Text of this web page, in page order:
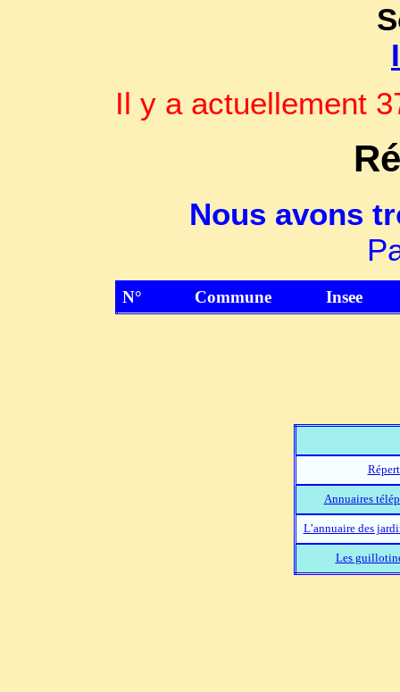
Il y a actuellement
Nous avons
N° Commune Insee
Annuaires
L’annuaire des
Les